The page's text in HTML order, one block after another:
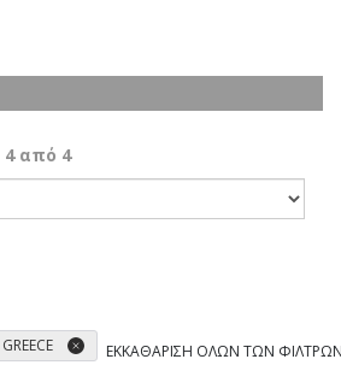
4από 4
GREECE ΕΚΚΑΘΆΡΙΣΗ ΌΛΩΝ ΤΩΝ